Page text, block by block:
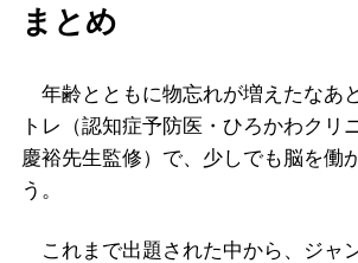
まとめ
年齢とともに物忘れが増えたなあ
トレ（認知症予防医・ひろかわクリ
慶裕先生監修）で、少しでも脳を働
う。
これまで出題された中から、ジャ